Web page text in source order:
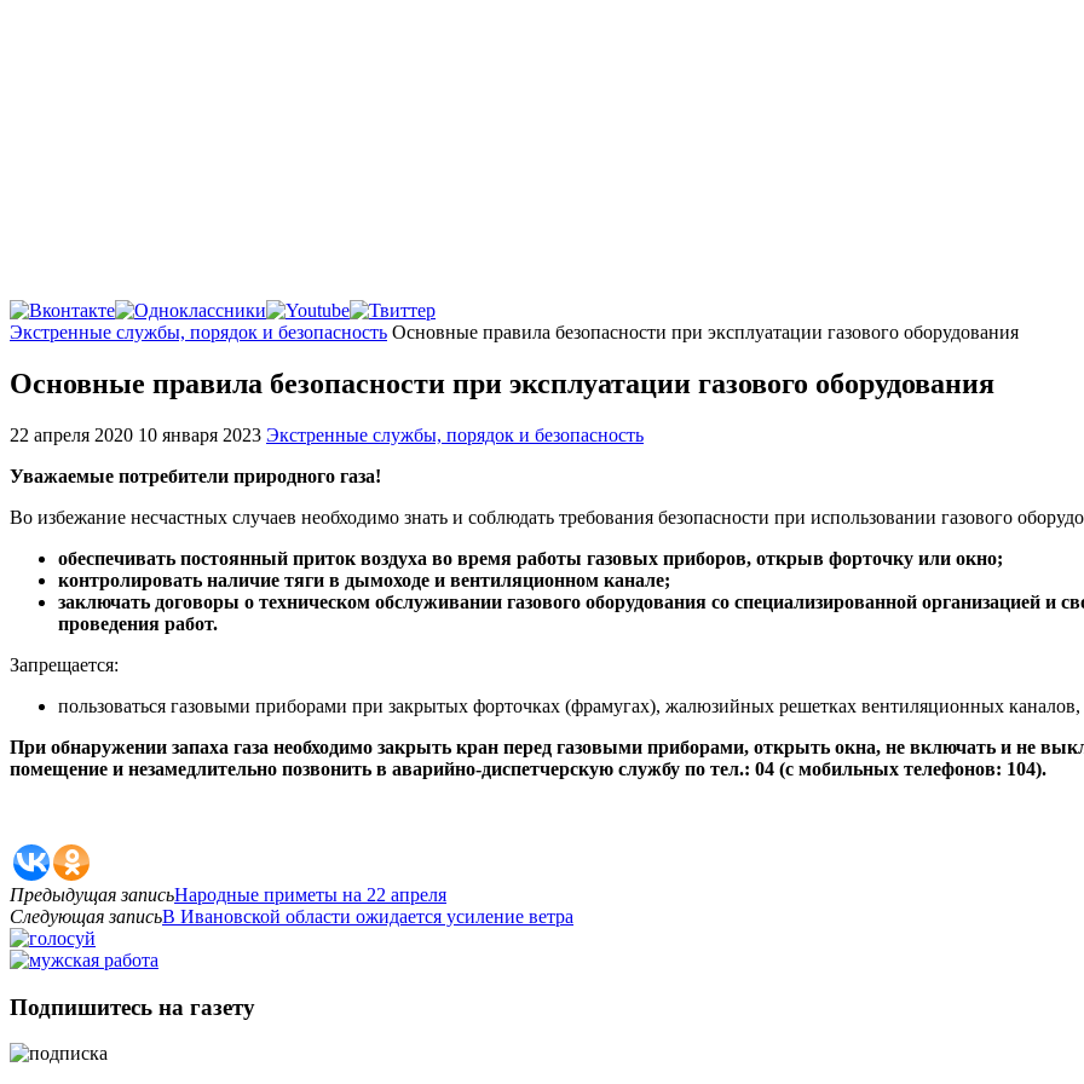
Главная
Экстренные службы, порядок и безопасность Основные правила безопасности при эксплуатации газового оборудования
Основные правила безопасности при эксплуатации газового оборудования
22 апреля 2020 10 января 2023 Экстренные службы, порядок и безопасность
Уважаемые потребители природного газа!
Во избежание несчастных случаев необходимо знать и соблюдать требования безопасности при использовании газового
обеспечивать постоянный приток воздуха во время работы газовых приборов, открыв форточку или окно;
контролировать наличие тяги в дымоходе и вентиляционном канале;
заключать договоры о техническом обслуживании газового оборудования со специализированной организацией и
проведения работ.
Запрещается:
пользоваться газовыми приборами при закрытых форточках (фрамугах), жалюзийных решетках вентиляционных
При обнаружении запаха газа необходимо закрыть кран перед газовыми приборами, открыть окна, не включать и не
помещение и незамедлительно позвонить в аварийно-диспетчерскую службу по тел.: 04 (с мобильных телефонов: 104).
Предыдущая записьНародные приметы на 22 апреля
Следующая записьВ Ивановской области ожидается усиление ветра
Подпишитесь на газету